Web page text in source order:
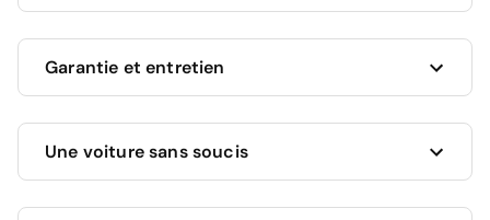
votre voiture actuelle !
Vous souhaitez revendre votre voiture actuelle ?
Nous vous proposons la valeur marchande la plus
élevée, en fonction de son âge, kilométrage et état.
Vous avez une voiture plus ancienne qui roule
encore ?Dans ce cas, vous recevez au minimum une
Garantie et entretien
Ce véhicule bénéficie d'une garantie complète de 12
Une voiture sans soucis